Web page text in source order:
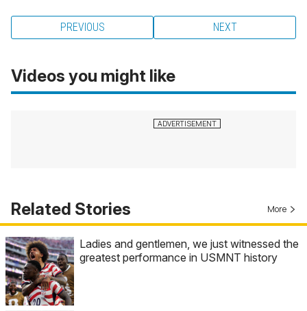
PREVIOUS NEXT
Videos you might like
Related Stories More
Ladies and gentlemen, we just witnessed the
greatest performance in USMNT history